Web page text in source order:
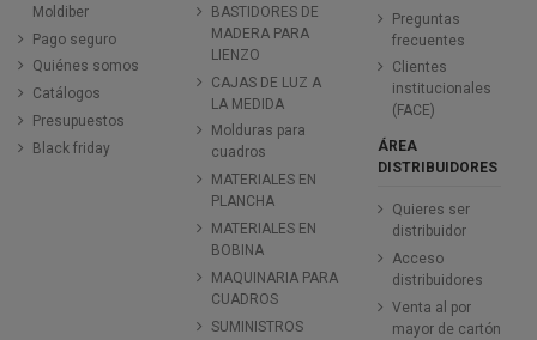
Moldiber
Pago seguro
Quiénes somos
Catálogos
Presupuestos
Black friday
BASTIDORES DE
MADERA PARA
LIENZO
CAJAS DE LUZ A
LA MEDIDA
Molduras para
cuadros
MATERIALES EN
PLANCHA
MATERIALES EN
BOBINA
MAQUINARIA PARA
CUADROS
SUMINISTROS
Preguntas
frecuentes
Clientes
institucionales
(FACE)
ÁREA
DISTRIBUIDORES
Quieres ser
distribuidor
Acceso
distribuidores
Venta al por
mayor de cartón